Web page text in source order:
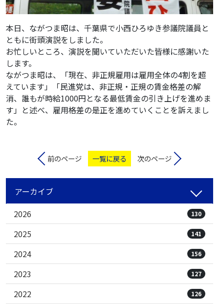
本日、ながつま昭は、千葉県で小西ひろゆき参議院議員と
ともに街頭演説をしました。
お忙しいところ、演説を聞いていただいた皆様に感謝いた
します。
ながつま昭は、「現在、非正規雇用は雇用全体の4割を超
えています」「民進党は、非正規・正規の賃金格差の解
消、誰もが時給1000円となる最低賃金の引き上げを進めま
す」と述べ、雇用格差の是正を進めていくことを訴えまし
た。
前のページ 一覧に戻る 次のページ
アーカイブ
2026
130
2025 141
2024 156
2023 127
2022 126